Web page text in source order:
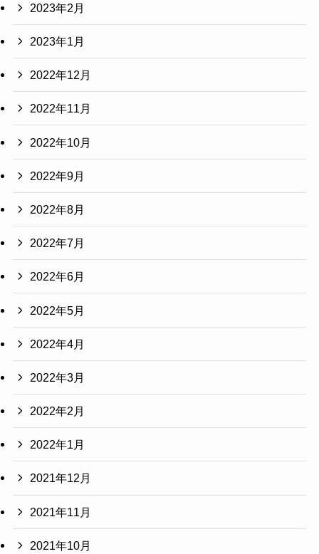
2023年2月
2023年1月
2022年12月
2022年11月
2022年10月
2022年9月
2022年8月
2022年7月
2022年6月
2022年5月
2022年4月
2022年3月
2022年2月
2022年1月
2021年12月
2021年11月
2021年10月